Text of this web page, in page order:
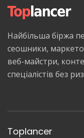
Найбільша біржа
сеошники,
веб-майстри,
спеціалістів без
Toplancer